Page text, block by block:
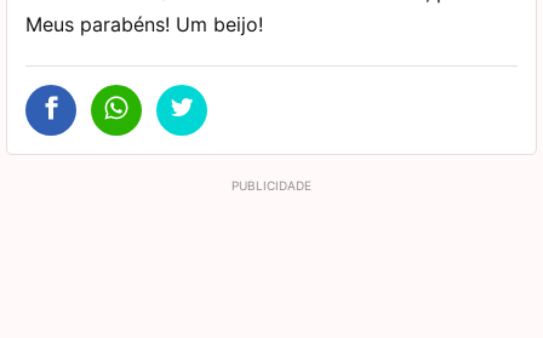
Meus parabéns! Um beijo!